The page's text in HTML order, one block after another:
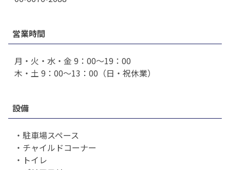
営業時間
月・火・水・金 9：00～19：00
木・土 9：00～13：00（日・祝休業）
設備
・駐車場スペース
・チャイルドコーナー
・トイレ